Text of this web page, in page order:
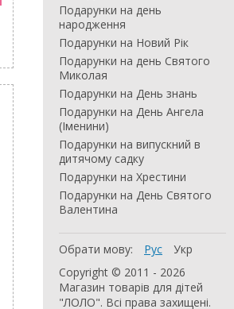
Подарунки на день
народження
Подарунки на Новий Рік
Подарунки на день Святого
Миколая
Подарунки на День знань
Подарунки на День Ангела
(Іменини)
Подарунки на випускний в
дитячому садку
Подарунки на Хрестини
Подарунки на День Святого
Валентина
Обрати мову: Рус
Укр
Copyright © 2011 - 2026
Магазин товарів для дітей
"ЛОЛО". Всі права захищені.